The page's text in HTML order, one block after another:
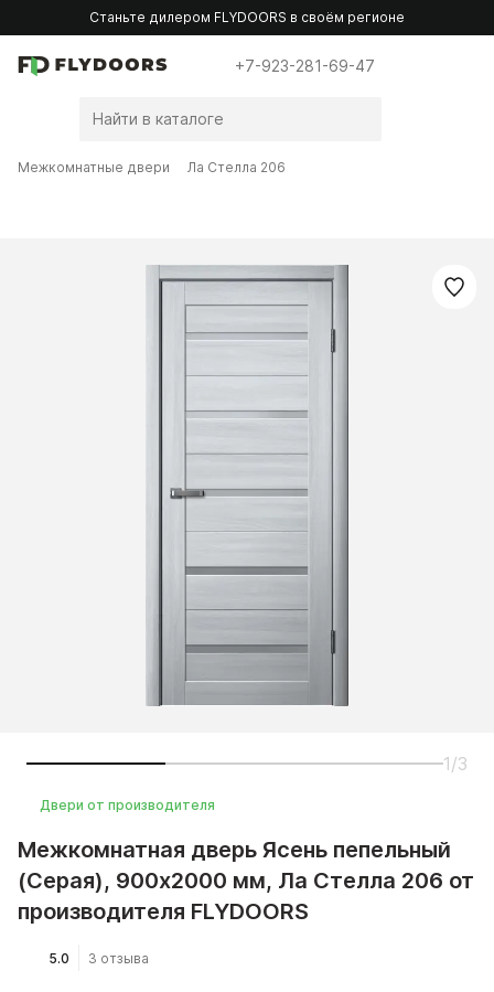
Станьте дилером FLYDOORS в своём регионе
+7-923-281-69-47
Межкомнатные двери Ла Стелла 206
1/3
Двери от производителя
Межкомнатная дверь Ясень пепельный
(Серая), 900x2000 мм, Ла Стелла 206 от
производителя FLYDOORS
5.0 3 отзыва